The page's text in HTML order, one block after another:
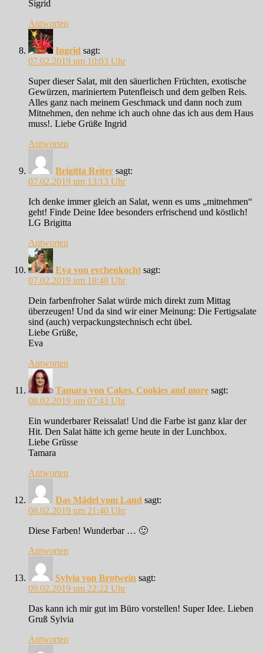
Sigrid
Antworten
Ingrid sagt:
07.02.2019 um 10:03 Uhr
Super dieser Salat, mit den säuerlichen Früchten, exotische
Gewürzen, mariniertem Putenfleisch und dem gelben Reis.
Alles ganz nach meinem Geschmack und dann noch zum
Mitnehmen, den nehme ich auch ohne das ich aus dem Haus
muss!. Liebe Grüße Ingrid
Antworten
Brigitta Reiter sagt:
07.02.2019 um 13:13 Uhr
Ich denke immer gleich an Salat, wenn es ums „mitnehmen“
geht! Finde Deine Idee besonders erfrischend und köstlich!
LG Brigitta
Antworten
Eva von evchenkocht sagt:
07.02.2019 um 18:48 Uhr
Dein farbenfroher Salat würde mich direkt zum Mittag
überzeugen! Und da sind wir einer Meinung: Die Fertigsalate
sind (auch) verpackungstechnisch echt übel.
Liebe Grüße,
Eva
Antworten
Tamara von Cakes, Cookies and more sagt:
08.02.2019 um 07:43 Uhr
Ein wunderbarer Reissalat! Und die Farbe ist ganz klar der
Hit. Den Salat hätte ich gerne heute in der Lunchbox.
Liebe Grüsse
Tamara
Antworten
Das Mädel vom Land sagt:
08.02.2019 um 21:40 Uhr
Diese Farben! Wunderbar … 🙂
Antworten
Sylvia von Brotwein sagt:
09.02.2019 um 22:22 Uhr
Das kann ich mir gut im Büro vorstellen! Super Idee. Lieben
Gruß Sylvia
Antworten